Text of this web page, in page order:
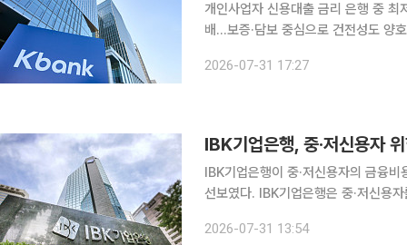
개인사업자 신용대출 금리 은행 중
배…보증·담보 중심으로 건전성도 양
배 넘게 늘렸다. 가계대출 규제로 인
2026-07-31 17:27
IBK기업은행, 중·저신용자
IBK기업은행이 중·저신용자의 금융
선보였다. IBK기업은행은 중·저신용자를 위한 'IBK 착한금리 포용대출'을 출시했다고 31일 밝혔다.
계 대신 단일금리 방식을 적용하고 장
2026-07-31 13:54